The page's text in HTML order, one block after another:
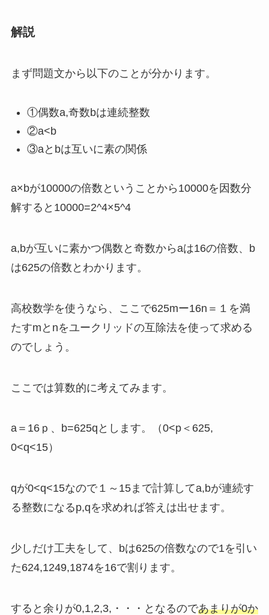
解説
まず問題文から以下のことが分かります。
①偶数a,奇数bは連続整数
②a<b
③aとbは互いに素の関係
a×bが10000の倍数ということから10000を因数分
解すると10000=2^4×5^4
a,bが互いに素かつ偶数と奇数からaは16の倍数、b
は625の倍数とわかります。
高校数学を使うなら、ここで625mー16n＝１を満
たすmとnをユークリッドの互除法を使って求める
のでしょう。
ここでは算数的に考えてみます。
a＝16ｐ、b=625qとします。（0<p＜625,
0<q<15）
qが0<q<15なので１～15まで計算してa,bが連続す
る整数になるp,qを求めれば答えは出せます。
少しだけ工夫をして、bは625の倍数なので1を引い
た624,1249,1874を16で割ります。
すると余りが0,1,2,3,・・・となるのであまりが0か